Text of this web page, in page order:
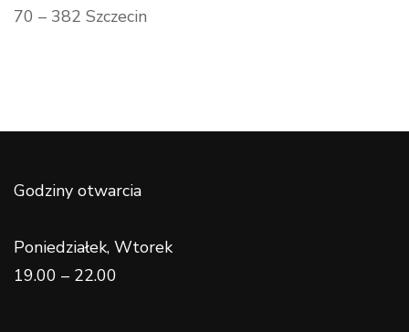
70 – 382 Szczecin
Godziny otwarcia
Poniedziałek, Wtorek
19.00 – 22.00